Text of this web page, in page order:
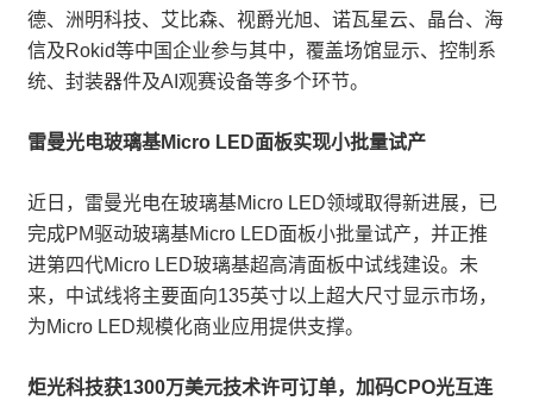
德、洲明科技、艾比森、视爵光旭、诺瓦星云、晶台、海
信及Rokid等中国企业参与其中，覆盖场馆显示、控制系
统、封装器件及AI观赛设备等多个环节。
雷曼光电玻璃基Micro LED面板实现小批量试产
近日，雷曼光电在玻璃基Micro LED领域取得新进展，已
完成PM驱动玻璃基Micro LED面板小批量试产，并正推
进第四代Micro LED玻璃基超高清面板中试线建设。未
来，中试线将主要面向135英寸以上超大尺寸显示市场，
为Micro LED规模化商业应用提供支撑。
炬光科技获1300万美元技术许可订单，加码CPO光互连